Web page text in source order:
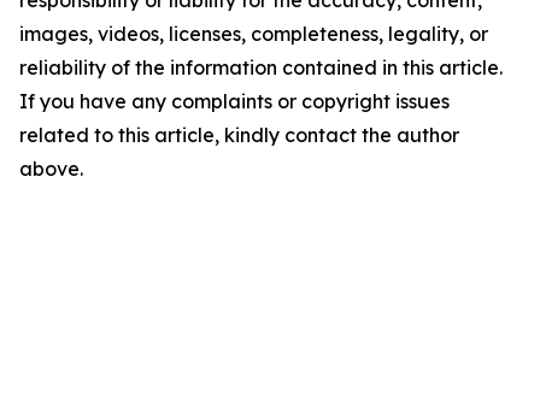
images, videos, licenses, completeness, legality, or
reliability of the information contained in this article.
If you have any complaints or copyright issues
related to this article, kindly contact the author
above.